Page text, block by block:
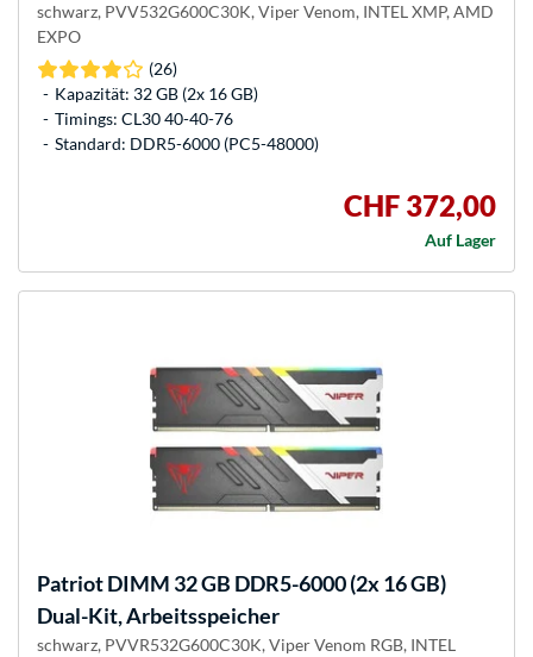
schwarz, PVV532G600C30K, Viper Venom, INTEL XMP, AMD
EXPO
(26)
Kapazität: 32 GB (2x 16 GB)
Timings: CL30 40-40-76
Standard: DDR5-6000 (PC5-48000)
CHF 372,00
Auf Lager
PatriotDIMM 32 GB DDR5-6000 (2x 16 GB)
Dual-Kit, Arbeitsspeicher
schwarz, PVVR532G600C30K, Viper Venom RGB, INTEL